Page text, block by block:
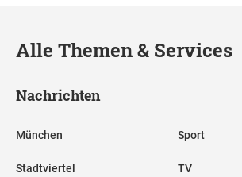
Alle Themen & Services
Nachrichten
München
Stadtviertel
Sport
TV